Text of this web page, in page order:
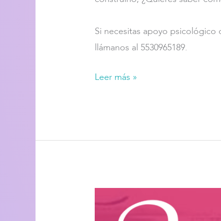
Si necesitas apoyo psicológico
llámanos al 5530965189⁣⁣.
Leer más »
Episodio